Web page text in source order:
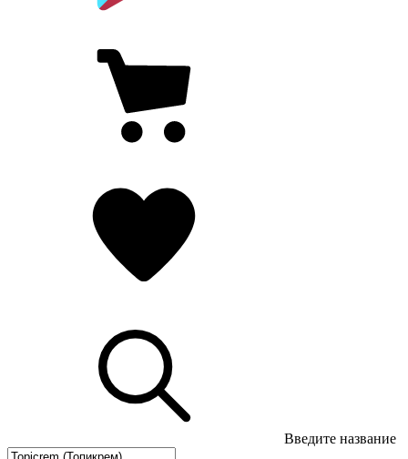
Введите название